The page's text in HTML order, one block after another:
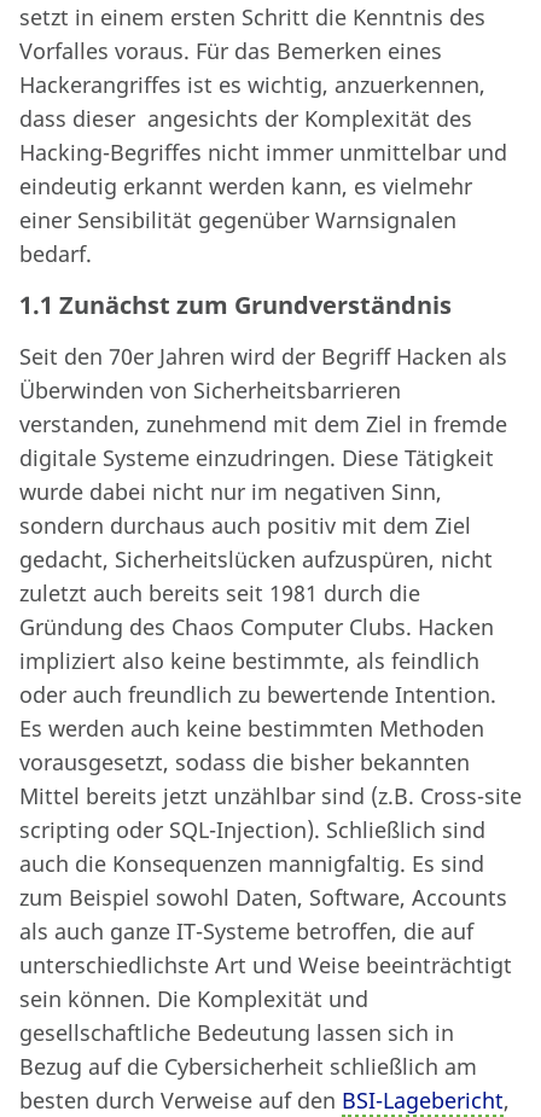
setzt in einem ersten Schritt die Kenntnis des
Vorfalles voraus. Für das Bemerken eines
Hackerangriffes ist es wichtig, anzuerkennen,
dass dieser angesichts der Komplexität des
Hacking-Begriffes nicht immer unmittelbar und
eindeutig erkannt werden kann, es vielmehr
einer Sensibilität gegenüber Warnsignalen
bedarf.
1.1 Zunächst zum Grundverständnis
Seit den 70er Jahren wird der Begriff Hacken als
Überwinden von Sicherheitsbarrieren
verstanden, zunehmend mit dem Ziel in fremde
digitale Systeme einzudringen. Diese Tätigkeit
wurde dabei nicht nur im negativen Sinn,
sondern durchaus auch positiv mit dem Ziel
gedacht, Sicherheitslücken aufzuspüren, nicht
zuletzt auch bereits seit 1981 durch die
Gründung des Chaos Computer Clubs. Hacken
impliziert also keine bestimmte, als feindlich
oder auch freundlich zu bewertende Intention.
Es werden auch keine bestimmten Methoden
vorausgesetzt, sodass die bisher bekannten
Mittel bereits jetzt unzählbar sind (z.B. Cross-site
scripting oder SQL-Injection). Schließlich sind
auch die Konsequenzen mannigfaltig. Es sind
zum Beispiel sowohl Daten, Software, Accounts
als auch ganze IT-Systeme betroffen, die auf
unterschiedlichste Art und Weise beeinträchtigt
sein können. Die Komplexität und
gesellschaftliche Bedeutung lassen sich in
Bezug auf die Cybersicherheit schließlich am
besten durch Verweise auf den BSI-Lagebericht,